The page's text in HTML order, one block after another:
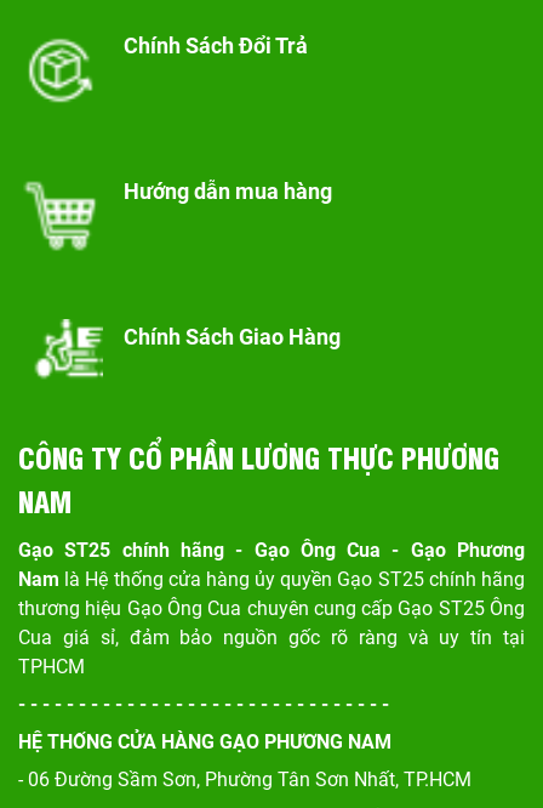
Chính Sách Đổi Trả
Hướng dẫn mua hàng
Chính Sách Giao Hàng
CÔNG TY CỔ PHẦN LƯƠNG THỰC PHƯƠNG
NAM
Gạo ST25 chính hãng - Gạo Ông Cua - Gạo Phương
Nam là Hệ thống cửa hàng ủy quyền Gạo ST25 chính hãng
thương hiệu Gạo Ông Cua chuyên cung cấp Gạo ST25 Ông
Cua giá sỉ, đảm bảo nguồn gốc rõ ràng và uy tín tại
TPHCM
- - - - - - - - - - - - - - - - - - - - - - - - - - - - - - -
HỆ THỐNG CỬA HÀNG GẠO PHƯƠNG NAM
- 06 Đường Sầm Sơn, Phường Tân Sơn Nhất, TP.HCM